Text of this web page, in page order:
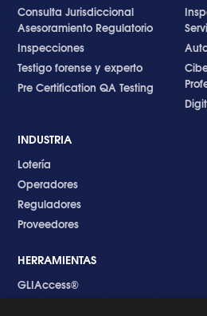
Consulta Jurisdiccional
Asesoramiento Regulatorio
Inspecciones
Testigo forense y experto
Pre Certification QA Testing
INDUSTRIA
Lotería
Operadores
Reguladores
Proveedores
HERRAMIENTAS
GLIAccess®
GLI Link®